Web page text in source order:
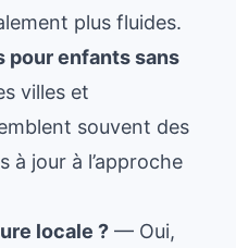
plus fluides.
pour enfants sans
villes et
souvent des
à jour à l’approche
locale ? — Oui,